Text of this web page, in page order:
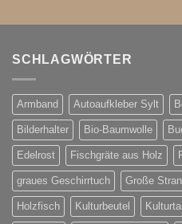
SCHLAGWÖRTER
Armband Autoaufkleber Sylt
Bilderhalter Bio-Baumwolle
Edelrost Fischgräte aus Holz
graues Geschirrtuch Große
Holzfisch Kulturbeutel